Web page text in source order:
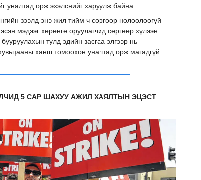
уналтад орж эхэлснийг харуулж байна.
зээлд энэ жил тийм ч сөргөөр нөлөөлөөгүй
мэдээг хөрөнгө оруулагчид сөргөөр хүлээн
тулд эдийн засгаа элгээр нь
ханш томоохон уналтад орж магадгүй.
5 САР ШАХУУ АЖИЛ ХАЯЛТЫН ЭЦЭСТ